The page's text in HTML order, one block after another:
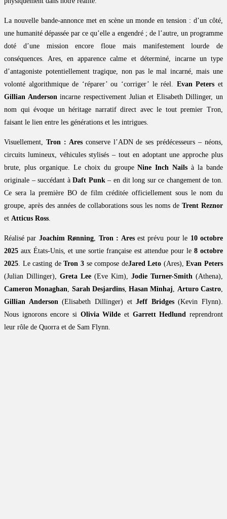
La nouvelle bande-annonce met en scène un monde en tension : d’un côté,
une humanité dépassée par ce qu’elle a engendré ; de l’autre, un programme
doté d’une mission encore floue mais manifestement lourde de
conséquences. Ares, en apparence calme et déterminé, incarne un type
d’antagoniste potentiellement tragique, non pas le mal incarné, mais une
volonté algorithmique de ‘réparer’ ou ‘corriger’ le réel. Evan Peters et
Gillian Anderson incarne respectivement Julian et Elisabeth Dillinger, un
nom qui évoque un héritage narratif direct avec le tout premier Tron,
faisant le lien entre les générations et les intrigues.
Visuellement, Tron : Aresconserve l’ADN de ses prédécesseurs – néons,
circuits lumineux, véhicules stylisés – tout en adoptant une approche plus
brute, plus organique. Le choix du groupeNine Inch Nails à la bande
originale – succédant àDaft Punk– en dit long sur ce changement de ton.
Ce sera la première BO de film créditée officiellement sous le nom du
groupe, après des années de collaborations sous les noms de Trent Reznor
et Atticus Ross
Réalisé par Joachim Rønning Tron : Aresest prévu pour le 10 octobre
2025 aux États-Unis, et une sortie française est attendue pour le 8 octobre
2025 . Le casting deTron 3se compose deJared Leto (Ares),Evan Peters
(Julian Dillinger), Greta Lee (Eve Kim), Jodie Turner-Smith (Athena),
Cameron Monaghan
Sarah Desjardins,Hasan Minhaj Arturo Castro
Gillian Anderson (Elisabeth Dillinger) etJeff Bridges(Kevin Flynn).
Nous ignorons encore si Olivia Wilde et Garrett Hedlund
reprendront
leur rôle de Quorra et de Sam Flynn.